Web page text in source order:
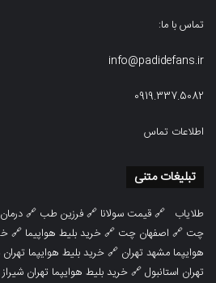
تماس با ما:
info@padidefans.ir
0919.337.5082
اطلاعات تماس
تبلیغات متنی
طلایاب 🔗قیمت سولانا 🔗فرزین طب 🔗
چت 🔗 اصفهان چت 🔗خرید بلیط هواپیما 🔗
هوایپما مشهد تهران 🔗خرید بلیط هوایپما
تهران استانبول🔗خرید بلیط هوایپما تهران شیراز